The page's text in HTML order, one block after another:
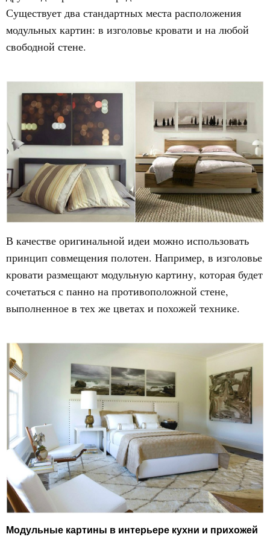
Существует два стандартных места расположения
модульных картин: в изголовье кровати и на любой
свободной стене.
В качестве оригинальной идеи можно использовать
принцип совмещения полотен. Например, в изголовье
кровати размещают модульную картину, которая будет
сочетаться с панно на противоположной стене,
выполненное в тех же цветах и похожей технике.
Модульные картины в интерьере кухни и прихожей